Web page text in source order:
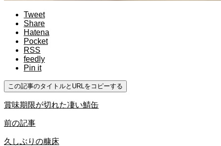
Tweet
Share
Hatena
Pocket
RSS
feedly
Pin it
この記事のタイトルとURLをコピーする
賞味期限が切れた凄い鯖缶
前の記事
久しぶりの糠床